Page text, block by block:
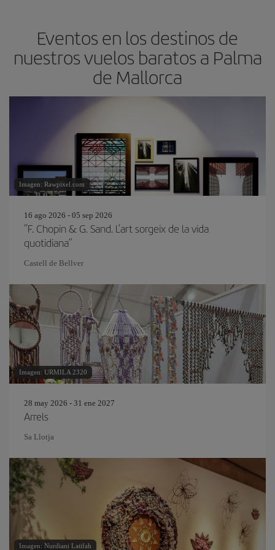
Eventos en los destinos de
nuestros vuelos baratos a Palma
de Mallorca
Imagen: Rawpixel.com
16 ago 2026 - 05 sep 2026
“F. Chopin & G. Sand. L’art sorgeix de la vida
quotidiana”
Castell de Bellver
Imagen: URMILA 2320
28 may 2026 - 31 ene 2027
Arrels
Sa Llotja
Imagen: Nurdiani Latifah